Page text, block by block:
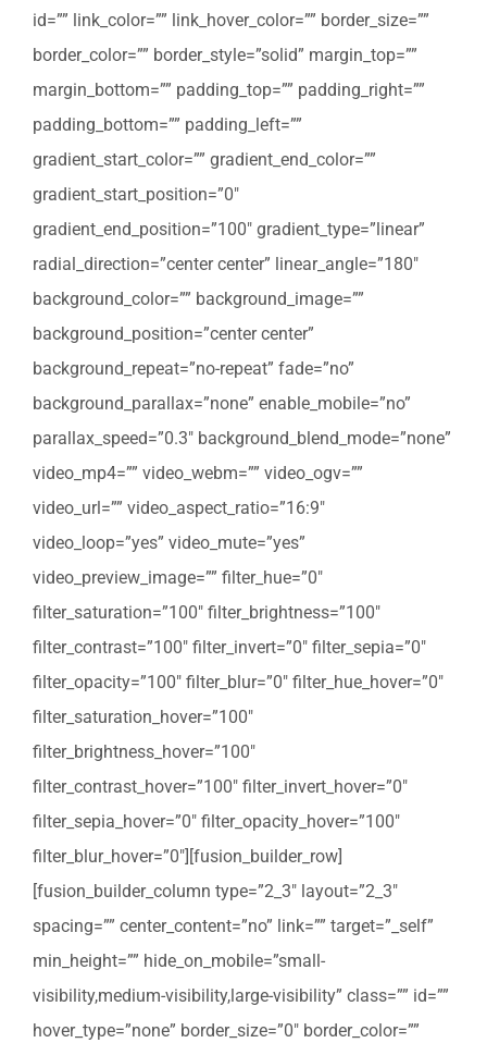
id=”” link_color=”” link_hover_color=”” border_size=””
border_color=”” border_style=”solid” margin_top=””
margin_bottom=”” padding_top=”” padding_right=””
padding_bottom=”” padding_left=””
gradient_start_color=”” gradient_end_color=””
gradient_start_position=”0″
gradient_end_position=”100″ gradient_type=”linear”
radial_direction=”center center” linear_angle=”180″
background_color=”” background_image=””
background_position=”center center”
background_repeat=”no-repeat” fade=”no”
background_parallax=”none” enable_mobile=”no”
parallax_speed=”0.3″ background_blend_mode=”none”
video_mp4=”” video_webm=”” video_ogv=””
video_url=”” video_aspect_ratio=”16:9″
video_loop=”yes” video_mute=”yes”
video_preview_image=”” filter_hue=”0″
filter_saturation=”100″ filter_brightness=”100″
filter_contrast=”100″ filter_invert=”0″ filter_sepia=”0″
filter_opacity=”100″ filter_blur=”0″ filter_hue_hover=”0″
filter_saturation_hover=”100″
filter_brightness_hover=”100″
filter_contrast_hover=”100″ filter_invert_hover=”0″
filter_sepia_hover=”0″ filter_opacity_hover=”100″
filter_blur_hover=”0″][fusion_builder_row]
[fusion_builder_column type=”2_3″ layout=”2_3″
spacing=”” center_content=”no” link=”” target=”_self”
min_height=”” hide_on_mobile=”small-
visibility,medium-visibility,large-visibility” class=”” id=””
hover_type=”none” border_size=”0″ border_color=””